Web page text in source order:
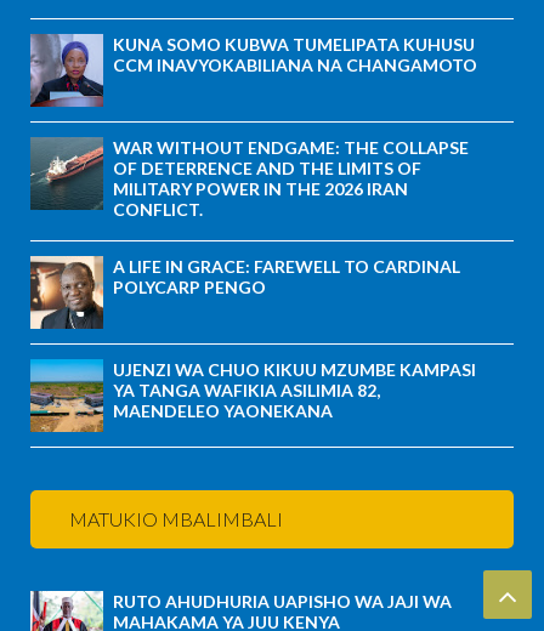
KUNA SOMO KUBWA TUMELIPATA KUHUSU
CCM INAVYOKABILIANA NA CHANGAMOTO
WAR WITHOUT ENDGAME: THE COLLAPSE
OF DETERRENCE AND THE LIMITS OF
MILITARY POWER IN THE 2026 IRAN
CONFLICT.
A LIFE IN GRACE: FAREWELL TO CARDINAL
POLYCARP PENGO
UJENZI WA CHUO KIKUU MZUMBE KAMPASI
YA TANGA WAFIKIA ASILIMIA 82,
MAENDELEO YAONEKANA
MATUKIO MBALIMBALI
RUTO AHUDHURIA UAPISHO WA JAJI WA
MAHAKAMA YA JUU KENYA